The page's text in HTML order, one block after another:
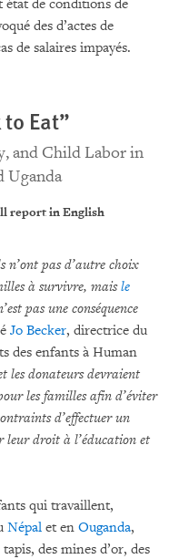
état de conditions de
des d’actes de
de salaires impayés.
Eat”
and Child Labor in
Uganda
report in English
n’ont pas d’autre choix
à survivre, maisle
pas une conséquence
Jo Becker, directrice du
des enfants à Human
les donateurs devraient
les familles afin d’éviter
d’effectuer un
leur droit à l’éducation et
qui travaillent,
Népal et en Ouganda,
des mines d’or, des